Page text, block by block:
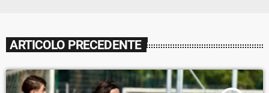
ARTICOLO PRECEDENTE